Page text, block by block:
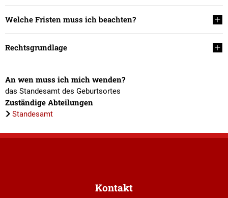
Welche Fristen muss ich beachten?
Rechtsgrundlage
An wen muss ich mich wenden?
das Standesamt des Geburtsortes
Zuständige Abteilungen
Standesamt
Kontakt